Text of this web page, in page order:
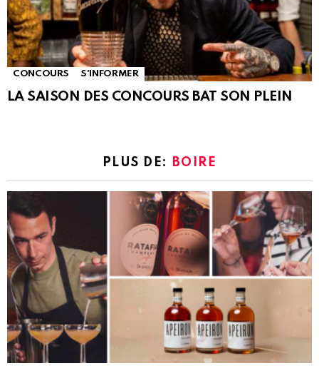
CONCOURS S'INFORMER
LA SAISON DES CONCOURS BAT SON PLEIN
PLUS DE: BOIRE